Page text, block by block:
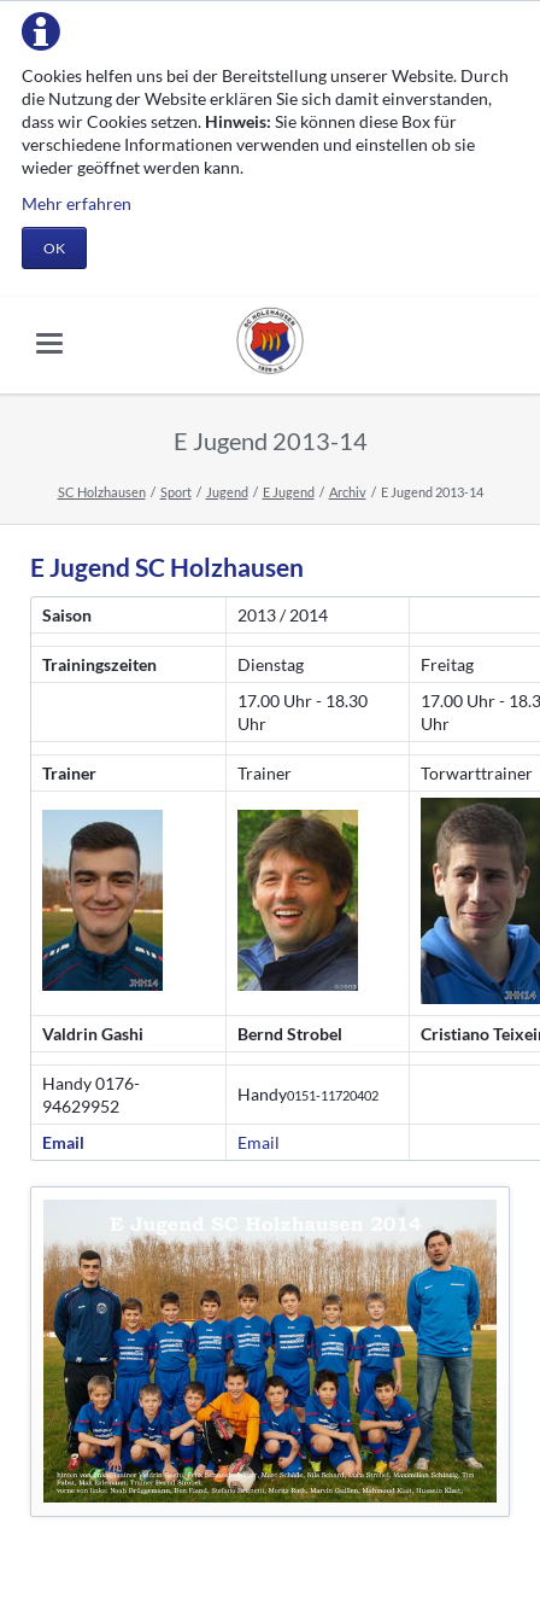
Cookies helfen uns bei der Bereitstellung unserer Website. Durch
die Nutzung der Website erklären Sie sich damit einverstanden,
dass wir Cookies setzen. Hinweis: Sie können diese Box für
verschiedene Informationen verwenden und einstellen ob sie
wieder geöffnet werden kann.
Mehr erfahren
OK
E Jugend 2013-14
SC Holzhausen Sport Jugend E Jugend Archiv E Jugend 2013-14
E Jugend SC Holzhausen
Saison 2013 / 2014
Trainingszeiten Dienstag
Freitag
17.00 Uhr - 18.30
Uhr
17.00 Uhr -
Uhr
Trainer Trainer Torwarttrainer
Valdrin Gashi Bernd Strobel Cristiano
Handy 0176-
94629952
Handy0151-11720402
Email Email